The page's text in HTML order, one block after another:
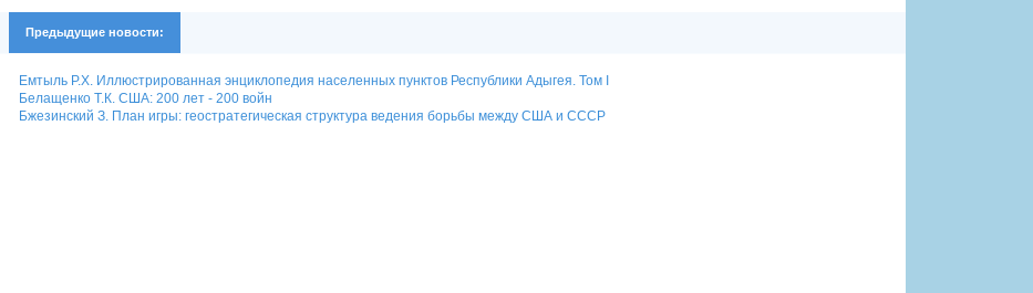
Предыдущие новости:
Емтыль Р.Х. Иллюстрированная энциклопедия населенных пунктов Республики Адыгея. Том I
Белащенко Т.К. США: 200 лет - 200 войн
Бжезинский З. План игры: геостратегическая структура ведения борьбы между США и СССР